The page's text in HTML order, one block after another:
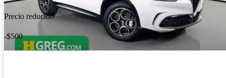
Precio reducido
-$500